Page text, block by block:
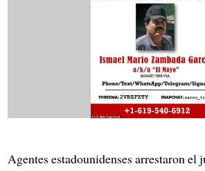
Agentes estadounidenses arrestaron el